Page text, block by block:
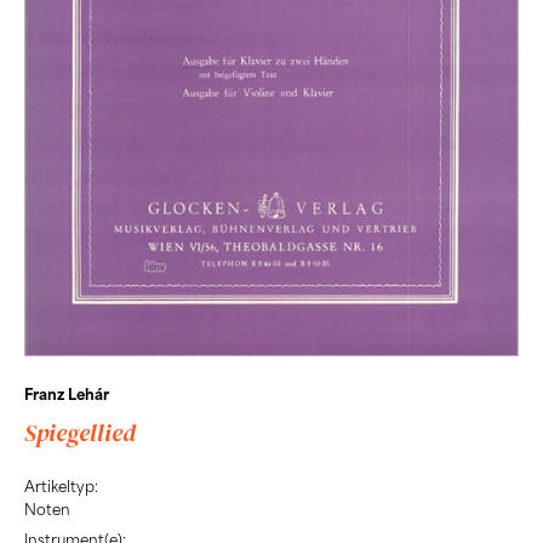
Franz Lehár
Spiegellied
Artikeltyp:
Noten